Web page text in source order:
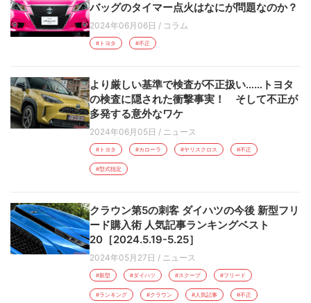
バッグのタイマー点火はなにが問題なのか？
2024年06月06日 / コラム
#トヨタ #不正
より厳しい基準で検査が不正扱い……トヨタ
の検査に隠された衝撃事実！ そして不正が
多発する意外なワケ
2024年06月05日 / ニュース
#トヨタ #カローラ #ヤリスクロス #不正
#型式指定
クラウン第5の刺客 ダイハツの今後 新型フリ
ード購入術 人気記事ランキングベスト
20［2024.5.19-5.25］
2024年05月27日 / ニュース
#新型 #ダイハツ #スクープ #フリード
#ランキング #クラウン #人気記事 #不正